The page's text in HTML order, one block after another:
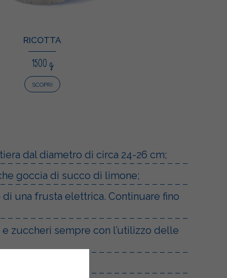
RICOTTA
1500 g
SCOPRI
dal diametro di circa 24-26 cm;
goccia di succo di limone;
una frusta elettrica. Continuare fino
zuccheri sempre con l’utilizzo delle